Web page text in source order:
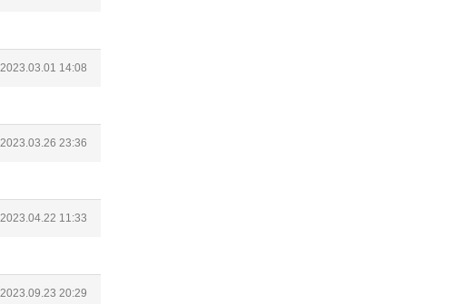
2023.03.01 14:08
2023.03.26 23:36
2023.04.22 11:33
2023.09.23 20:29